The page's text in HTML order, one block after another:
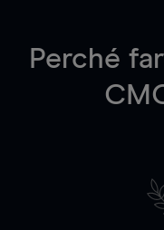
Perché